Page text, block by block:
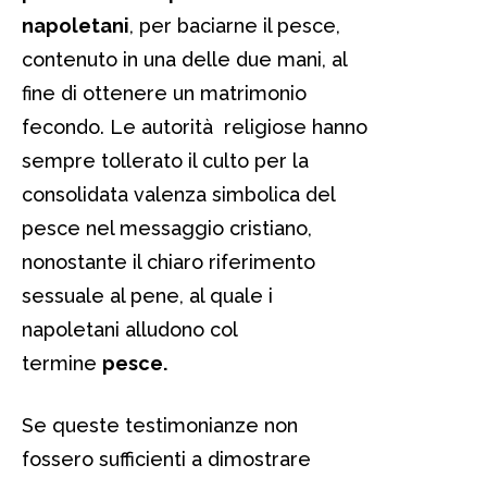
napoletani, per baciarne il pesce,
contenuto in una delle due mani, al
fine di ottenere un matrimonio
fecondo. Le autorità religiose hanno
sempre tollerato il culto per la
consolidata valenza simbolica del
pesce nel messaggio cristiano,
nonostante il chiaro riferimento
sessuale al pene, al quale i
napoletani alludono col
termine pesce.
Se queste testimonianze non
fossero sufficienti a dimostrare